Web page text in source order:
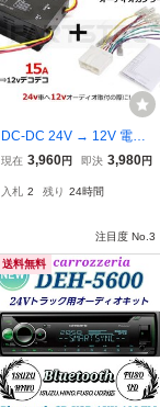
DC-DC 24V → 12V 電圧
変換器 コンバーター デコ
ット ギボシ付 トラック用
現在 3,960円 即決 3,980円
入札 2 残り 24時間
注目度 No.3
送料無料